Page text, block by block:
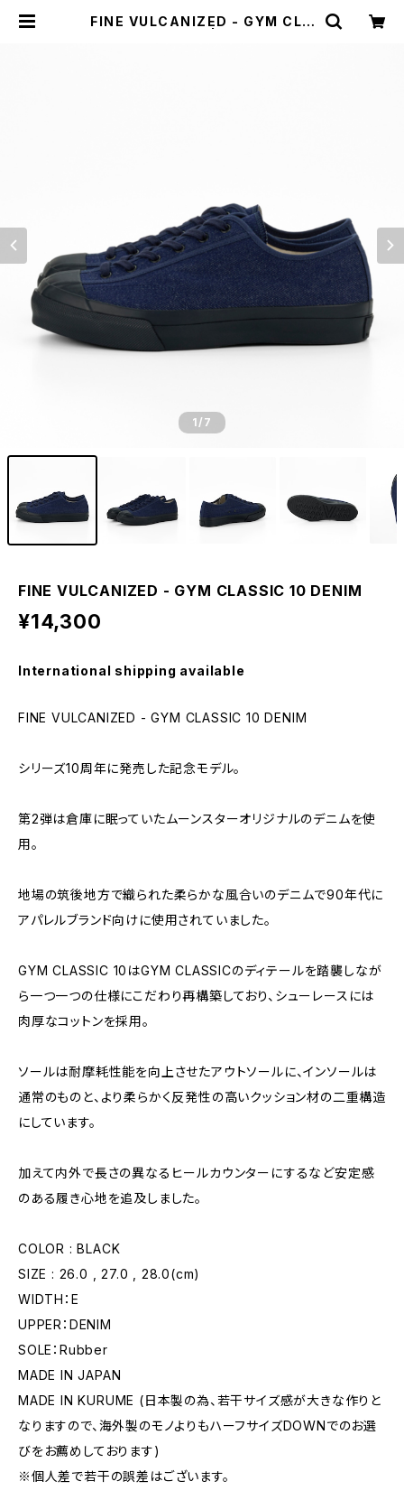
FINE VULCANIZED - GYM CLA
1/7
FINE VULCANIZED - GYM CLASSIC 10 DENIM
¥14,300
International shipping available
FINE VULCANIZED - GYM CLASSIC 10 DENIM
シリーズ10周年に発売した記念モデル。
第2弾は倉庫に眠っていたムーンスターオリジナルのデニムを使
用。
地場の筑後地方で織られた柔らかな風合いのデニムで90年代に
アパレルブランド向けに使用されていました。
GYM CLASSIC 10はGYM CLASSICのディテールを踏襲しなが
ら一つ一つの仕様にこだわり再構築しており、シューレースには
肉厚なコットンを採用。
ソールは耐摩耗性能を向上させたアウトソールに、インソールは
通常のものと、より柔らかく反発性の高いクッション材の二重構造
にしています。
加えて内外で長さの異なるヒールカウンターにするなど安定感
のある履き心地を追及しました。
COLOR : BLACK
SIZE : 26.0 , 27.0 , 28.0(cm)
WIDTH：E
UPPER：DENIM
SOLE：Rubber
MADE IN JAPAN
MADE IN KURUME (日本製の為、若干サイズ感が大きな作りと
なりますので、海外製のモノよりもハーフサイズDOWNでのお選
びをお薦めしております)
※個人差で若干の誤差はございます。